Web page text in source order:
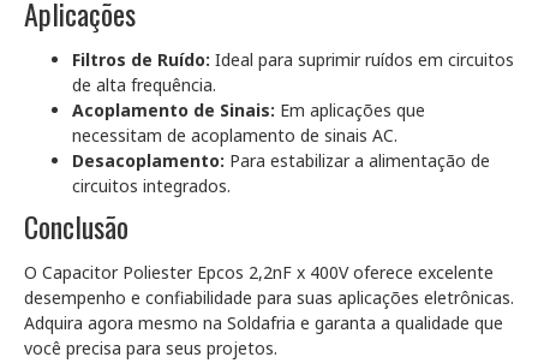
Aplicações
Filtros de Ruído: Ideal para suprimir ruídos em circuitos
de alta frequência.
Acoplamento de Sinais: Em aplicações que
necessitam de acoplamento de sinais AC.
Desacoplamento: Para estabilizar a alimentação de
circuitos integrados.
Conclusão
O Capacitor Poliester Epcos 2,2nF x 400V oferece excelente
desempenho e confiabilidade para suas aplicações eletrônicas.
Adquira agora mesmo na Soldafria e garanta a qualidade que
você precisa para seus projetos.